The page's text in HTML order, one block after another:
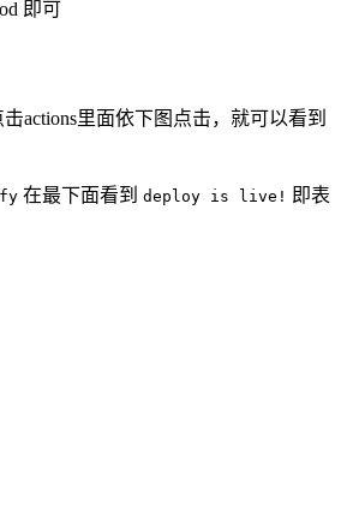
即可
actions里面依下图点击，就可以看到
在最下面看到 deploy is live!
即表